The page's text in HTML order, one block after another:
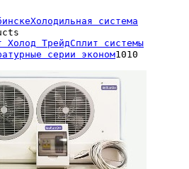
Холодильная система
Сплит системы
серии эконом1010